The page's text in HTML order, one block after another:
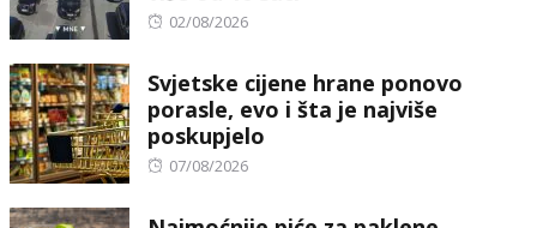
Posted
02/08/2026
Svjetske cijene hrane ponovo
porasle, evo i šta je najviše
poskupjelo
Posted
07/08/2026